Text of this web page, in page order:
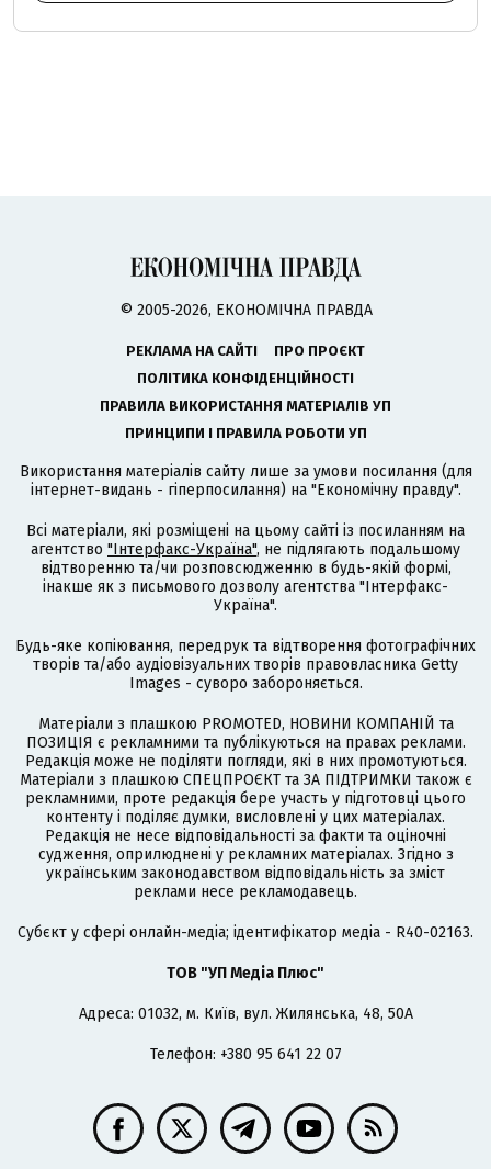
© 2005-2026, ЕКОНОМІЧНА ПРАВДА
РЕКЛАМА НА САЙТІ
ПРО ПРОЄКТ
ПОЛІТИКА КОНФІДЕНЦІЙНОСТІ
ПРАВИЛА ВИКОРИСТАННЯ МАТЕРІАЛІВ УП
ПРИНЦИПИ І ПРАВИЛА РОБОТИ УП
Використання матеріалів сайту лише за умови посилання (для
інтернет-видань - гіперпосилання) на "Економічну правду".
Всі матеріали, які розміщені на цьому сайті із посиланням на
агентство "Інтерфакс-Україна", не підлягають подальшому
відтворенню та/чи розповсюдженню в будь-якій формі,
інакше як з письмового дозволу агентства "Інтерфакс-
Україна".
Будь-яке копіювання, передрук та відтворення фотографічних
творів та/або аудіовізуальних творів правовласника Getty
Images - суворо забороняється.
Матеріали з плашкою PROMOTED, НОВИНИ КОМПАНІЙ та
ПОЗИЦІЯ є рекламними та публікуються на правах реклами.
Редакція може не поділяти погляди, які в них промотуються.
Матеріали з плашкою СПЕЦПРОЄКТ та ЗА ПІДТРИМКИ також є
рекламними, проте редакція бере участь у підготовці цього
контенту і поділяє думки, висловлені у цих матеріалах.
Редакція не несе відповідальності за факти та оціночні
судження, оприлюднені у рекламних матеріалах. Згідно з
українським законодавством відповідальність за зміст
реклами несе рекламодавець.
Cубєкт у сфері онлайн-медіа; ідентифікатор медіа - R40-02163.
ТОВ "УП Медіа Плюс"
Адреса: 01032, м. Київ, вул. Жилянська, 48, 50А
Телефон: +380 95 641 22 07